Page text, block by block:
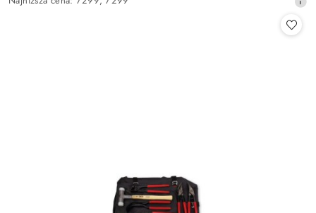
promocyjna: